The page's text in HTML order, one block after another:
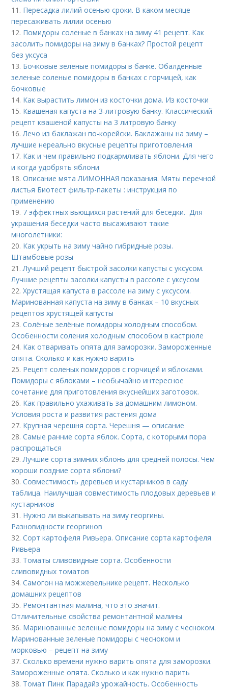
11. Пересадка лилий осенью сроки. В каком месяце
пересаживать лилии осенью
12. Помидоры соленые в банках на зиму 41 рецепт. Как
засолить помидоры на зиму в банках? Простой рецепт
без уксуса
13. Бочковые зеленые помидоры в банке. Обалденные
зеленые соленые помидоры в банках с горчицей, как
бочковые
14. Как вырастить лимон из косточки дома. Из косточки
15. Квашеная капуста на 3-литровую банку. Классический
рецепт квашеной капусты на 3 литровую банку
16.Лечо из баклажан по-корейски. Баклажаны на зиму –
лучшие нереально вкусные рецепты приготовления
17. Как и чем правильно подкармливать яблони. Для чего
и когда удобрять яблони
18.Описание мята ЛИМОННАЯ показания. Мяты перечной
листья Биотест фильтр-пакеты : инструкция по
применению
19. 7 эффектных вьющихся растений для беседки. Для
украшения беседки часто высаживают такие
многолетники:
20. Как укрыть на зиму чайно гибридные розы.
Штамбовые розы
21.Лучший рецепт быстрой засолки капусты с уксусом.
Лучшие рецепты засолки капусты в рассоле с уксусом
22.Хрустящая капуста в рассоле на зиму с уксусом.
Маринованная капуста на зиму в банках – 10 вкусных
рецептов хрустящей капусты
23.Солёные зелёные помидоры холодным способом.
Особенности соления холодным способом в кастрюле
24. Как отваривать опята для заморозки. Замороженные
опята. Сколько и как нужно варить
25. Рецепт соленых помидоров с горчицей и яблоками.
Помидоры с яблоками – необычайно интересное
сочетание для приготовления вкуснейших заготовок.
26. Как правильно ухаживать за домашним лимоном.
Условия роста и развития растения дома
27. Крупная черешня сорта. Черешня — описание
28.Самые ранние сорта яблок. Сорта, с которыми пора
распрощаться
29.Лучшие сорта зимних яблонь для средней полосы. Чем
хороши поздние сорта яблони?
30.Совместимость деревьев и кустарников в саду
таблица. Наилучшая совместимость плодовых деревьев и
кустарников
31. Нужно ли выкапывать на зиму георгины.
Разновидности георгинов
32.Сорт картофеля Ривьера. Описание сорта картофеля
Ривьера
33. Томаты сливовидные сорта. Особенности
сливовидных томатов
34.Самогон на можжевельнике рецепт. Несколько
домашних рецептов
35. Ремонтантная малина, что это значит.
Отличительные свойства ремонтантной малины
36. Маринованные зеленые помидоры на зиму с чесноком.
Маринованные зеленые помидоры с чесноком и
морковью – рецепт на зиму
37.Сколько времени нужно варить опята для заморозки.
Замороженные опята. Сколько и как нужно варить
38. Томат Пинк Парадайз урожайность. Особенность